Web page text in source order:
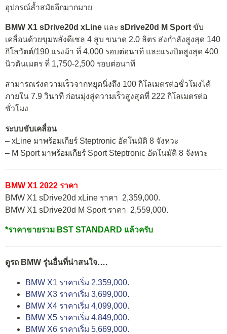
อุปกรณ์ล้ำสมัยอีกมากมาย
BMW X1 sDrive20d xLine และ sDrive20d M Sport ขับ
เคลื่อนด้วยขุมพลังดีเซล 4 สูบ ขนาด 2.0 ลิตร ส่งกำลังสูงสุด 140
กิโลวัตต์/190 แรงม้า ที่ 4,000 รอบต่อนาที และแรงบิดสูงสุด 400
นิวตันเมตร ที่ 1,750-2,500 รอบต่อนาที
สามารถเร่งความเร็วจากหยุดนิ่งถึง 100 กิโลเมตรต่อชั่วโมงได้
ภายใน 7.9 วินาที ก่อนมุ่งสู่ความเร็วสูงสุดที่ 222 กิโลเมตรต่อ
ชั่วโมง
ระบบขับเคลื่อน
– xLine มาพร้อมเกียร์ Steptronic อัตโนมัติ 8 จังหวะ
– M Sport มาพร้อมเกียร์ Sport Steptronic อัตโนมัติ 8 จังหวะ
BMW X1 2022 ราคา
BMW X1 sDrive20d xLine ราคา 2,359,000.
BMW X1 sDrive20d M Sport ราคา 2,559,000.
*ราคาขายรวม BST STANDARD แล้วครับ
ดูรถ BMW รุ่นอื่นที่น่าสนใจ….
BMW X1 ราคาเริ่ม 2,359,000.
BMW X3 ราคาเริ่ม 3,699,000.
BMW X4 ราคาเริ่ม 4,099,000.
BMW X5 ราคาเริ่ม 4,849,000.
BMW X6 ราคาเริ่ม 5,669,000.